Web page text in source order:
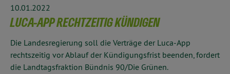
10.01.2022
LUCA-APP RECHTZEITIG KÜNDIGEN
Die Landesregierung soll die Verträge der Luca-App
rechtszeitig vor Ablauf der Kündigungsfrist beenden, fordert
die Landtagsfraktion Bündnis 90/Die Grünen.